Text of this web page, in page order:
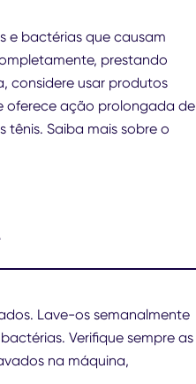
e bactérias que causam
prestando
considere usar produtos
oferece ação prolongada de
Saiba mais sobre o
Lave-os semanalmente
Verifique sempre as
na máquina,